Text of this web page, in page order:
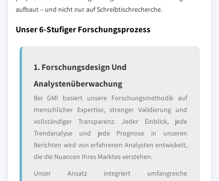
aufbaut – und nicht nur auf Schreibtischrecherche.
Unser 6-Stufiger Forschungsprozess
1. Forschungsdesign Und
Analystenüberwachung
Bei GMI basiert unsere Forschungsmethodik auf
menschlicher Expertise, strenger Validierung und
vollständiger Transparenz. Jeder Einblick, jede
Trendanalyse und jede Prognose in unseren
Berichten wird von erfahrenen Analysten entwickelt,
die die Nuancen Ihres Marktes verstehen.
Unser Ansatz integriert umfangreiche